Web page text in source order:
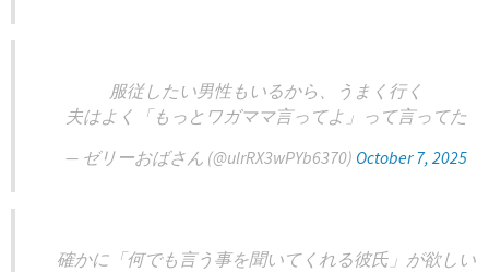
服従したい男性もいるから、うまく行く
夫はよく「もっとワガママ言ってよ」って言ってた
— ゼリーおばさん (@ulrRX3wPYb6370) October 7, 2025
確かに「何でも言う事を聞いてくれる彼氏」が欲しい